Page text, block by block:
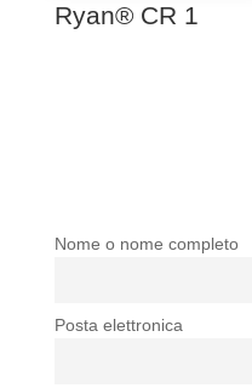
Ryan® CR 1
Nome o nome completo
Posta elettronica